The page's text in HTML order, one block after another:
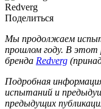
Redverg
Поделиться
Мы продолжаем
прошлом году. В этот
бренда Redverg
Подробная
испытаний и
предыдущих